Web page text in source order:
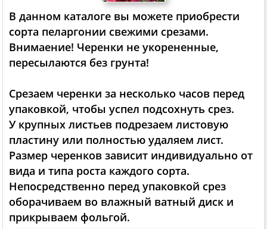
В данном каталоге вы можете приобрести
сорта пеларгонии свежими срезами.
Внимаение! Черенки не укорененные,
пересылаются без грунта!
Срезаем черенки за несколько часов перед
упаковкой, чтобы успел подсохнуть срез.
У крупных листьев подрезаем листовую
пластину или полностью удаляем лист.
Размер черенков зависит индивидуально от
вида и типа роста каждого сорта.
Непосредственно перед упаковкой срез
оборачиваем во влажный ватный диск и
прикрываем фольгой.